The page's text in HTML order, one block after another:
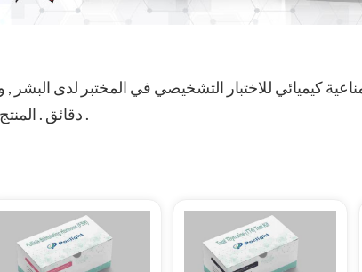
كيميائي للاختبار التشخيصي في المختبر لدى
دقائق . المنتج له مزايا صغيرة , سريعة ودقيقة .